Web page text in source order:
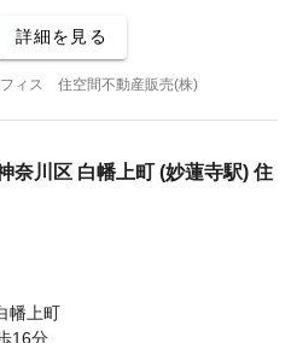
詳細を見る
ィス 住空間不動産販売(株)
奈川区 白幡上町 (妙蓮寺駅) 住
幡上町
16分